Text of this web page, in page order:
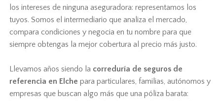
los intereses de ninguna aseguradora: representamos los
tuyos. Somos el intermediario que analiza el mercado,
compara condiciones y negocia en tu nombre para que
siempre obtengas la mejor cobertura al precio más justo.
Llevamos años siendo la correduría de seguros de
referencia en Elche para particulares, familias, autónomos y
empresas que buscan algo más que una póliza barata: